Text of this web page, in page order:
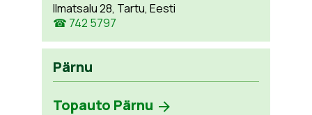
Ilmatsalu 28, Tartu, Eesti
☎ 742 5797
Pärnu
Topauto Pärnu